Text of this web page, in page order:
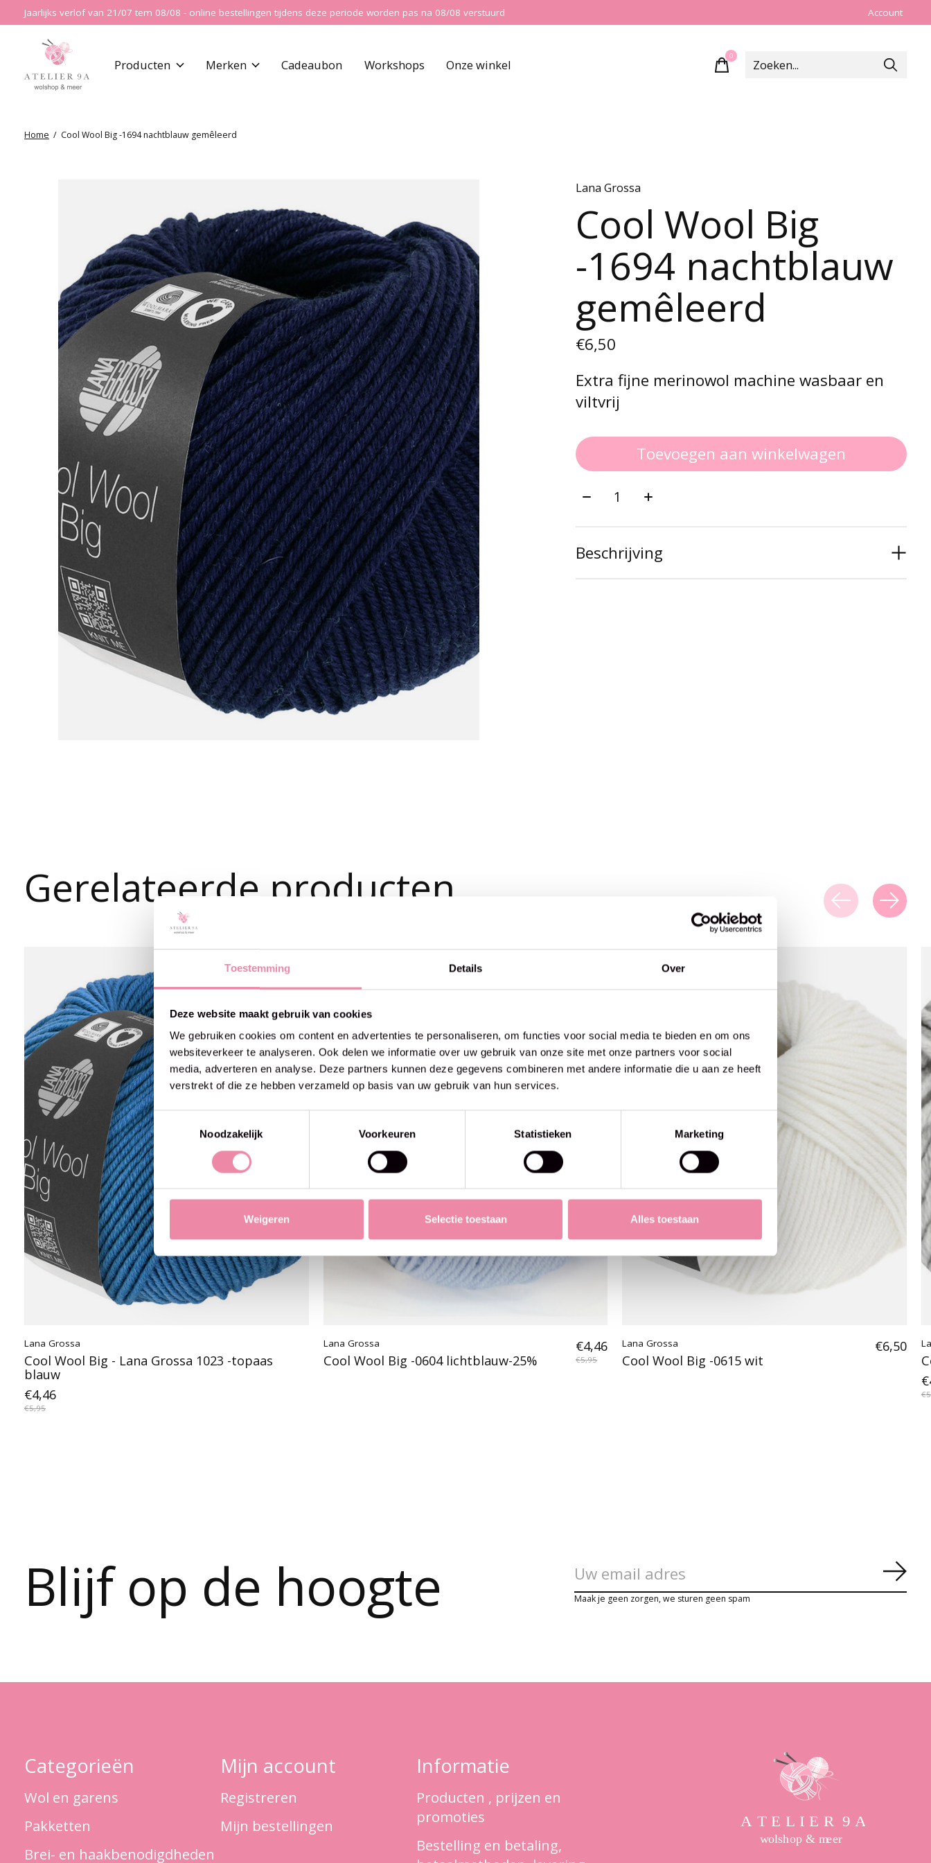
Toestemming Details Over
Deze website maakt gebruik van cookies
We gebruiken cookies om content en advertenties te personaliseren, om functies voor social media te bieden en om ons
websiteverkeer te analyseren. Ook delen we informatie over uw gebruik van onze site met onze partners voor social
media, adverteren en analyse. Deze partners kunnen deze gegevens combineren met andere informatie die u aan ze heeft
verstrekt of die ze hebben verzameld op basis van uw gebruik van hun services.
Toestemmingsselectie
Noodzakelijk
Voorkeuren Statistieken Marketing
Weigeren Selectie toestaan Alles toestaan
Jaarlijks verlof van 21/07 tem 08/08 - online bestellingen tijdens deze periode worden pas na 08/08 verstuurd Account
Producten Merken Cadeaubon Workshops Onze winkel
0items
Home / Cool Wool Big -1694 nachtblauw gemêleerd
Lana Grossa
Cool Wool Big
-1694 nachtblauw
gemêleerd
€6,50
Extra fijne merinowol machine wasbaar en
viltvrij
Toevoegen aan winkelwagen
Aantal:
Beschrijving
Gerelateerde producten
25% off
Lana Grossa
Cool Wool Big - Lana Grossa 1023 -topaas
blauw
€4,46
€5,95
Lana Grossa
Cool Wool Big -0604 lichtblauw-25%
€4,46
€5,95
Lana Grossa
Cool Wool Big -0615 wit
€6,50
Blijf op de hoogte Maak je geen zorgen, we sturen geen spam
Categorieën
Wol en garens
Pakketten
Brei- en haakbenodigdheden
Mijn account
Registreren
Mijn bestellingen
Informatie
Producten , prijzen en
promoties
Bestelling en betaling,